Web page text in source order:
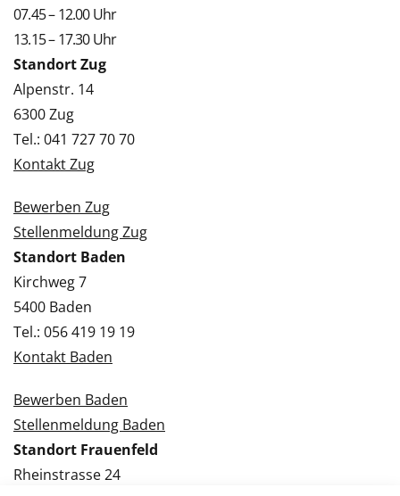
07.45 – 12.00 Uhr
13.15 – 17.30 Uhr
Standort Zug
Alpenstr. 14
6300 Zug
Tel.: 041 727 70 70
Kontakt Zug
Bewerben Zug
Stellenmeldung Zug
Standort Baden
Kirchweg 7
5400 Baden
Tel.: 056 419 19 19
Kontakt Baden
Bewerben Baden
Stellenmeldung Baden
Standort Frauenfeld
Rheinstrasse 24